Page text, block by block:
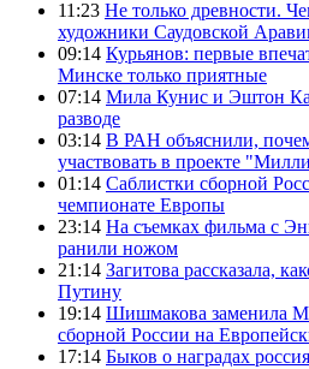
11:23 Не только древности.
художники Саудовской
09:14 Курьянов: первые
Минске только приятные
07:14 Мила Кунис и Эштон
разводе
03:14 В РАН объяснили,
участвовать в проекте
01:14 Саблистки сборной
чемпионате Европы
23:14 На съемках фильма с
ранили ножом
21:14 Загитова рассказала,
Путину
19:14 Шишмакова заменила
сборной России на
17:14 Быков о наградах